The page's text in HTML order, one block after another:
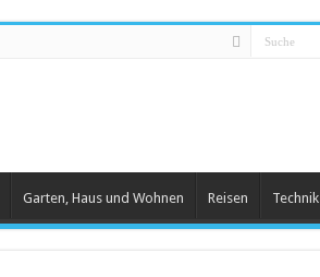
Garten, Haus und Wohnen Reisen Technik